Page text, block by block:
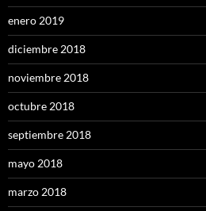
enero 2019
diciembre 2018
noviembre 2018
octubre 2018
septiembre 2018
mayo 2018
marzo 2018